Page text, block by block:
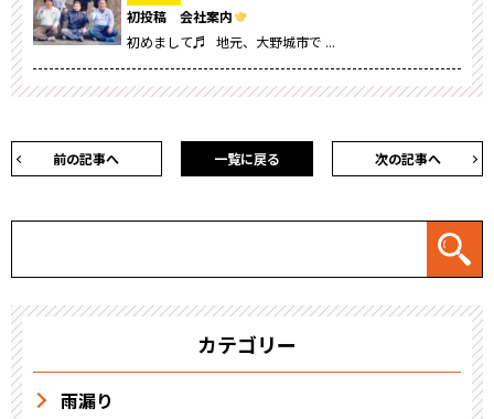
初投稿 会社案内
初めまして♬ 地元、大野城市で ...
前の記事へ 次の記事へ
一覧に戻る
カテゴリー
雨漏り